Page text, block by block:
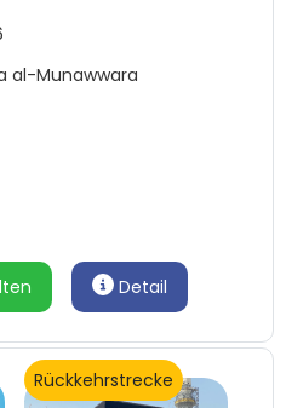
al-Munawwara
Detail
Rückkehrstrecke